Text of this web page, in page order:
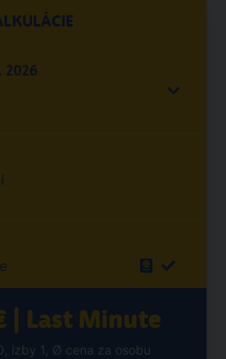
2026
| Last Minute
izby 1, Ø cena za osobu